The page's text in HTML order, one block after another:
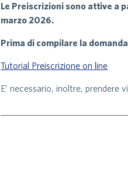
Le Preiscrizioni sono attive a
marzo 2026.
Prima di compilare la
Tutorial Preiscrizione on line
E’ necessario, inoltre, prendere